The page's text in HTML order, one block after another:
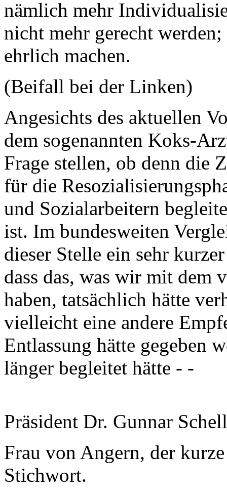
nämlich mehr
nicht mehr gerecht
ehrlich machen.
(Beifall bei der Linken)
Angesichts des aktuellen
dem sogenannten Koks-
Frage stellen, ob denn die
für die
und Sozialarbeitern
ist. Im bundesweiten
dieser Stelle ein sehr
dass das, was wir mit
haben, tatsächlich hätte
vielleicht eine andere
Entlassung hätte gegeben
länger begleitet hätte - -
Präsident Dr. Gunnar
Frau von Angern, der
Stichwort.